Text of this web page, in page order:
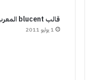
قالب blucent المعرب
1 يوليو 2011